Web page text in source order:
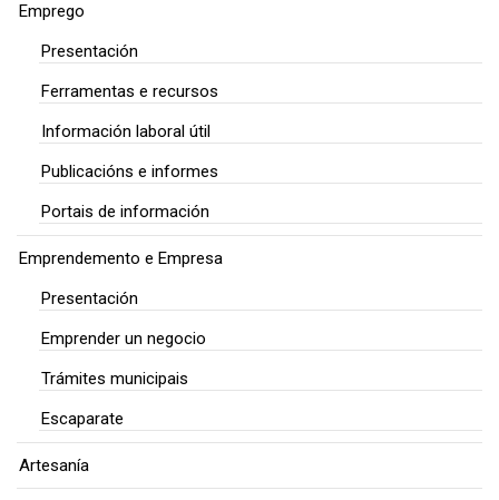
Emprego
Presentación
Ferramentas e recursos
Información laboral útil
Publicacións e informes
Portais de información
Emprendemento e Empresa
Presentación
Emprender un negocio
Trámites municipais
Escaparate
Artesanía